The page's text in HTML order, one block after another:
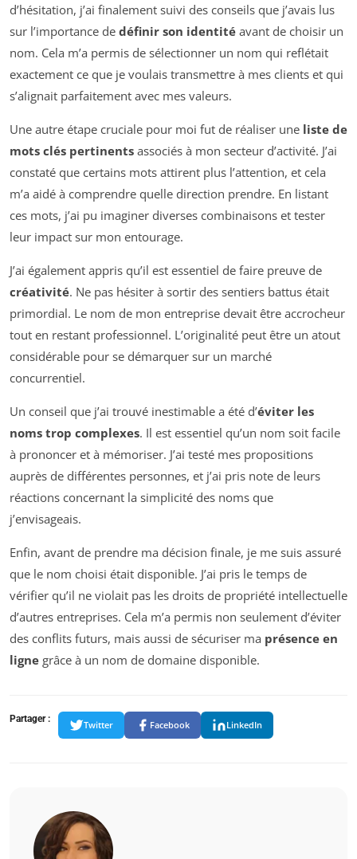
d’hésitation, j’ai finalement suivi des conseils que j’avais lus
sur l’importance de définir son identité avant de choisir un
nom. Cela m’a permis de sélectionner un nom qui reflétait
exactement ce que je voulais transmettre à mes clients et qui
s’alignait parfaitement avec mes valeurs.
Une autre étape cruciale pour moi fut de réaliser une liste de
mots clés pertinents associés à mon secteur d’activité. J’ai
constaté que certains mots attirent plus l’attention, et cela
m’a aidé à comprendre quelle direction prendre. En listant
ces mots, j’ai pu imaginer diverses combinaisons et tester
leur impact sur mon entourage.
J’ai également appris qu’il est essentiel de faire preuve de
créativité. Ne pas hésiter à sortir des sentiers battus était
primordial. Le nom de mon entreprise devait être accrocheur
tout en restant professionnel. L’originalité peut être un atout
considérable pour se démarquer sur un marché
concurrentiel.
Un conseil que j’ai trouvé inestimable a été d’éviter les
noms trop complexes. Il est essentiel qu’un nom soit facile
à prononcer et à mémoriser. J’ai testé mes propositions
auprès de différentes personnes, et j’ai pris note de leurs
réactions concernant la simplicité des noms que
j’envisageais.
Enfin, avant de prendre ma décision finale, je me suis assuré
que le nom choisi était disponible. J’ai pris le temps de
vérifier qu’il ne violait pas les droits de propriété intellectuelle
d’autres entreprises. Cela m’a permis non seulement d’éviter
des conflits futurs, mais aussi de sécuriser ma présence en
ligne grâce à un nom de domaine disponible.
Partager :
Twitter Facebook LinkedIn